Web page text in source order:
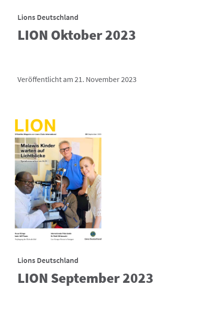
Lions Deutschland
LION Oktober 2023
Veröffentlicht am 21. November 2023
Lions Deutschland
LION September 2023